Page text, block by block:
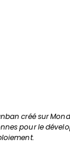
créé sur
pour le